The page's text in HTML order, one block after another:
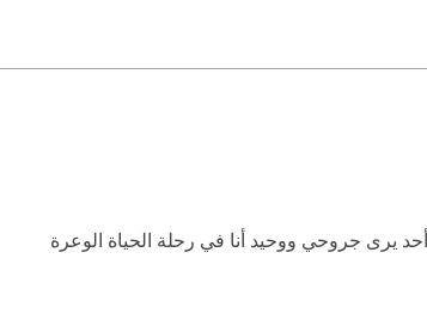
يرى جروحي ووحيد أنا في رحلة الحياة الوعرة